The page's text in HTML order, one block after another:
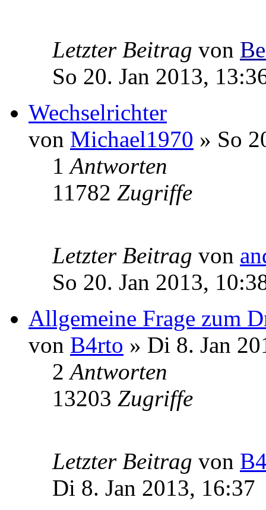
Letzter Beitrag von
So 20. Jan 2013,
Wechselrichter
von Michael1970 » So
1Antworten
11782 Zugriffe
Letzter Beitrag von
So 20. Jan 2013,
Allgemeine Frage zum
von B4rto » Di 8. Jan
2Antworten
13203 Zugriffe
Letzter Beitrag von
Di 8. Jan 2013, 16:37